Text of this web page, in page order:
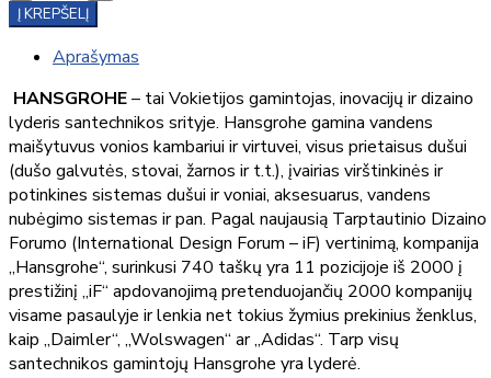
Į KREPŠELĮ
Aprašymas
HANSGROHE– tai Vokietijos gamintojas, inovacijų ir dizaino
lyderis santechnikos srityje. Hansgrohe gamina vandens
maišytuvus vonios kambariui ir virtuvei, visus prietaisus dušui
(dušo galvutės, stovai, žarnos ir t.t.), įvairias virštinkinės ir
potinkines sistemas dušui ir voniai, aksesuarus, vandens
nubėgimo sistemas ir pan. Pagal naujausią Tarptautinio Dizaino
Forumo (International Design Forum – iF) vertinimą, kompanija
„Hansgrohe“, surinkusi 740 taškų yra 11 pozicijoje iš 2000 į
prestižinį „iF“ apdovanojimą pretenduojančių 2000 kompanijų
visame pasaulyje ir lenkia net tokius žymius prekinius ženklus,
kaip „Daimler“, „Wolswagen“ ar „Adidas“. Tarp visų
santechnikos gamintojų Hansgrohe yra lyderė.